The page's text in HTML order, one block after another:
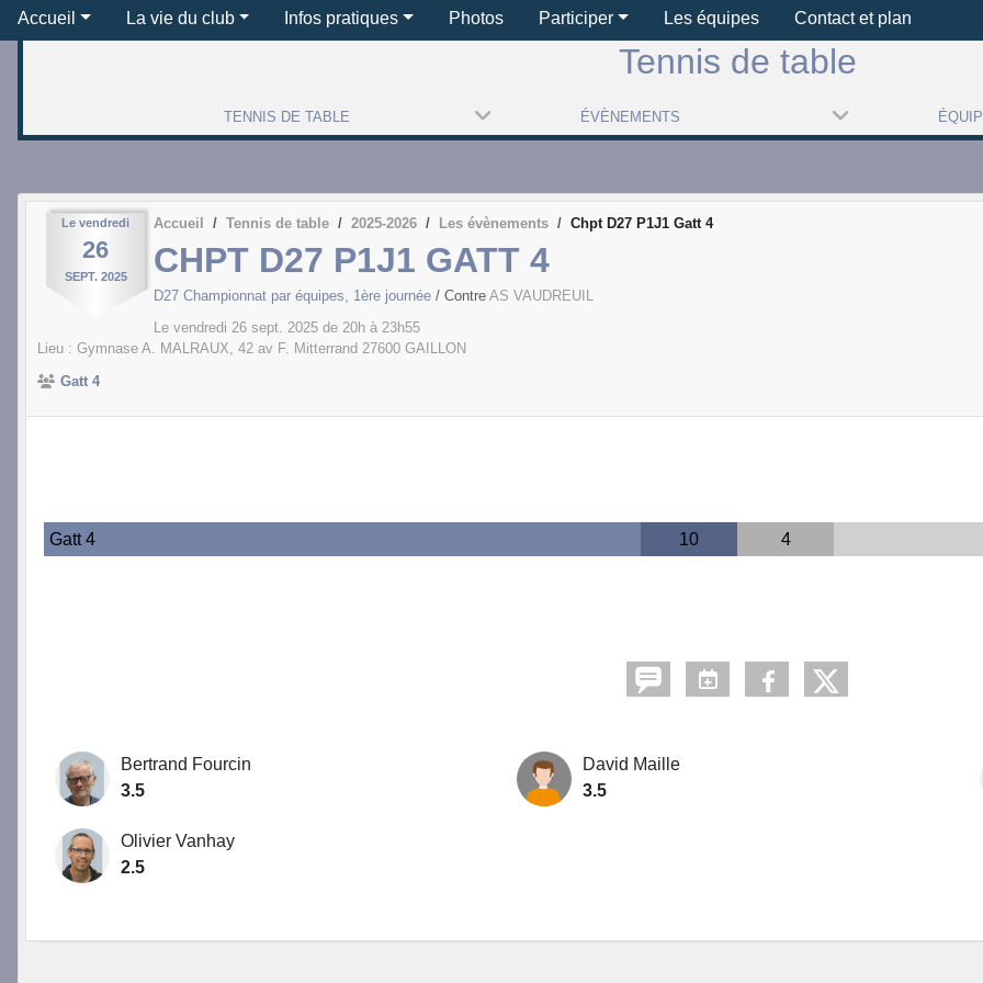
Accueil La vie du club Infos pratiques Photos Participer Les équipes Contact et plan
Tennis de table
TENNIS DE TABLE ÉVÈNEMENTS
Le vendredi
26
SEPT. 2025
Accueil Tennis de table 2025-2026 Les évènements Chpt D27 P1J1 Gatt 4
CHPT D27 P1J1 GATT 4
D27 Championnat par équipes, 1ère journée / Contre AS VAUDREUIL
Le vendredi 26 sept. 2025 de 20h à 23h55
Lieu : Gymnase A. MALRAUX, 42 av F. Mitterrand 27600 GAILLON
Gatt 4
Gatt 4 10 4
Bertrand Fourcin
3.5
David Maille
3.5
Olivier Vanhay
2.5